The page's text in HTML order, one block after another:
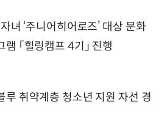
녀 ‘주니어히어로즈’ 대상 문화
「힐링캠프 4기」 진행
루 취약계층 청소년 지원 자선 경